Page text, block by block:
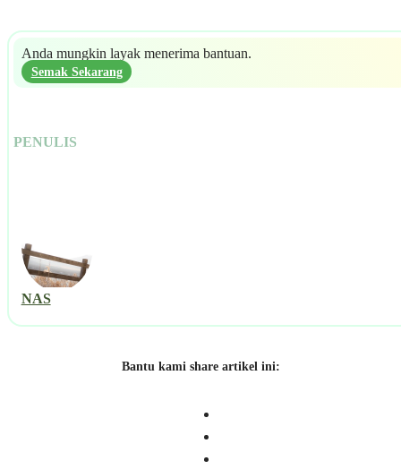
Anda mungkin layak menerima bantuan.
Semak Sekarang
PENULIS
NAS
Bantu kami share artikel ini: